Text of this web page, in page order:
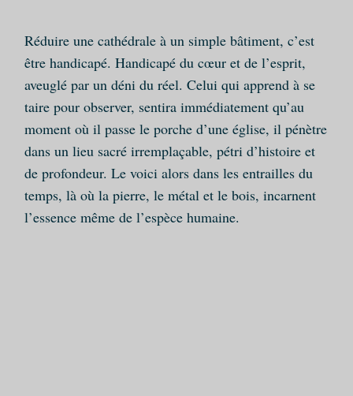
Réduire une cathédrale à un simple bâtiment, c’est
être handicapé. Handicapé du cœur et de l’esprit,
aveuglé par un déni du réel. Celui qui apprend à se
taire pour observer, sentira immédiatement qu’au
moment où il passe le porche d’une église, il pénètre
dans un lieu sacré irremplaçable, pétri d’histoire et
de profondeur. Le voici alors dans les entrailles du
temps, là où la pierre, le métal et le bois, incarnent
l’essence même de l’espèce humaine.